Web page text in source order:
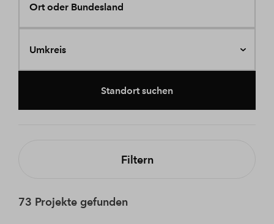
Ort oder Bundesland
Umkreis
Standort suchen
Filtern
73 Projekte gefunden